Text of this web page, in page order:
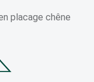
placage chêne